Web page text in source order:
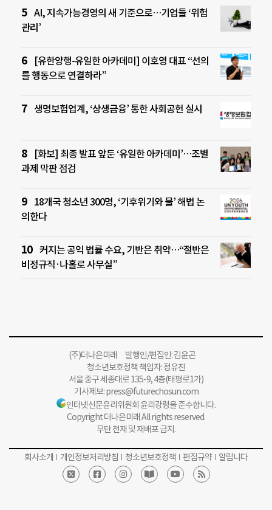
AI, 지속가능경영의 새 기준으로…기업들 ‘위험
관리’
[유한양행-유일한 아카데미] 이호영 대표 “선의
를 행동으로 연결하라”
생명보험업계, ‘상생금융’ 통한 사회공헌 실시
[화보] 최종 발표 앞둔 ‘유일한 아카데미’…조별
과제 막판 점검
18개국 청소년 300명, ‘기후위기와 물’ 해법 논
의한다
커지는 공익 법률 수요, 기반은 취약…“절반은
비정규직·나홀로 사무실”
(주)더나은미래 발행인/편집인: 김윤곤
청소년보호정책 책임자: 정유진
서울 중구 세종대로 135-9, 4층(태평로1가)
기사제보:press@futurechosun.com
인터넷신문윤리위원회 윤리강령을 준수합니다.
Copyright 더나은미래 All rights reserved.
무단 전재 및 재배포 금지.
회사소개 개인정보처리방침 청소년보호정책 편집규약 알립니다